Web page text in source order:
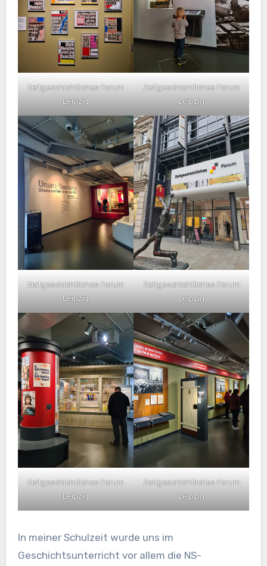
Zeitgeschichtliches Forum
Leipzig
Zeitgeschichtliches Forum
Leipzig
Zeitgeschichtliches Forum
Leipzig
Zeitgeschichtliches Forum
Leipzig
Zeitgeschichtliches Forum
Leipzig
Zeitgeschichtliches Forum
Leipzig
In meiner Schulzeit wurde uns im
Geschichtsunterricht vor allem die NS-